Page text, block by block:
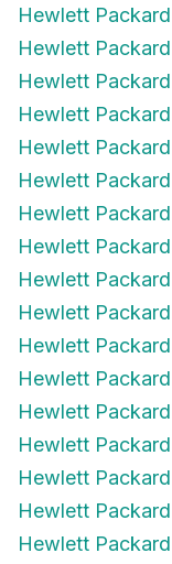
Hewlett
Hewlett
Hewlett
Hewlett
Hewlett
Hewlett
Hewlett
Hewlett
Hewlett
Hewlett
Hewlett
Hewlett
Hewlett
Hewlett
Hewlett
Hewlett
Hewlett